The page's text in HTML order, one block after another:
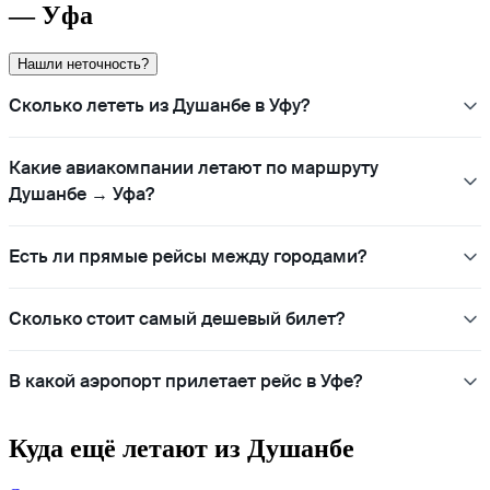
— Уфа
Нашли неточность?
Сколько лететь из Душанбе в Уфу?
Какие авиакомпании летают по маршруту
Душанбе → Уфа?
Есть ли прямые рейсы между городами?
Сколько стоит самый дешевый билет?
В какой аэропорт прилетает рейс в Уфе?
Куда ещё летают из Душанбе